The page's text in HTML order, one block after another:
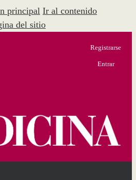
principal Ir al contenido
del sitio
Registrarse
Entrar